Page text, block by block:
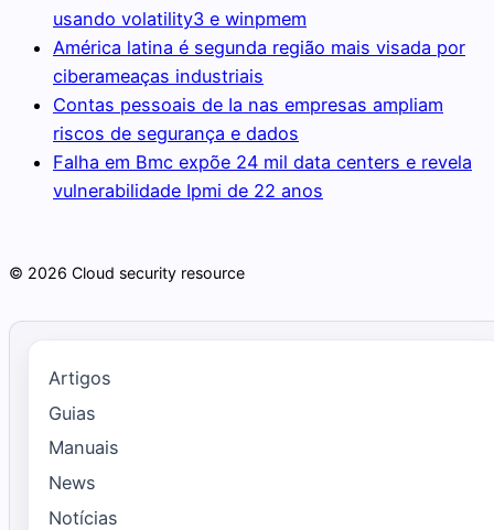
usando volatility3 e winpmem
América latina é segunda região mais visada por
ciberameaças industriais
Contas pessoais de Ia nas empresas ampliam
riscos de segurança e dados
Falha em Bmc expõe 24 mil data centers e revela
vulnerabilidade Ipmi de 22 anos
© 2026 Cloud security resource
Artigos
Guias
Manuais
News
Notícias